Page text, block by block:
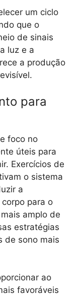
um ciclo
que o
de sinais
luz e a
a produção
para
foco no
úteis para
Exercícios de
o sistema
a
para o
amplo de
estratégias
de sono mais
ao
favoráveis